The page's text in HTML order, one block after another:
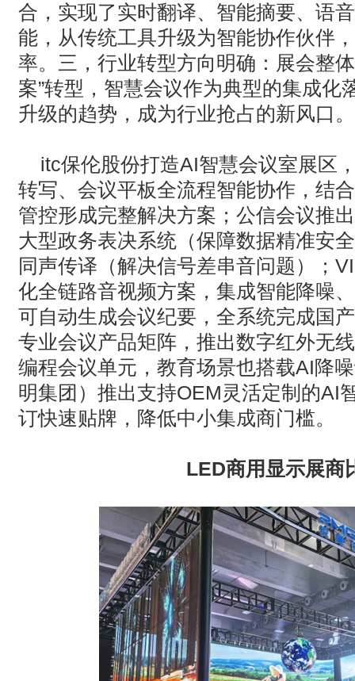
合，实现了实时翻译、智能摘要、语
能，从传统工具升级为智能协作伙伴
率。三，‌行业转型方向明确‌：展会整
案”转型，智慧会议作为典型的集成化
升级的趋势，成为行业抢占的新风口。
itc保伦股份打造AI智慧会议室展区
转写、会议平板全流程智能协作，结合
管控形成完整解决方案；公信会议推
大型政务表决系统（保障数据精准安
同声传译（解决信号差串音问题）；
化全链路音视频方案，集成智能降噪
可自动生成会议纪要，全系统完成国
专业会议产品矩阵，推出数字红外无
编程会议单元，教育场景也搭载AI降
明集团）推出支持OEM灵活定制的AI
订快速贴牌，降低中小集成商门槛。
LED商用显示展商